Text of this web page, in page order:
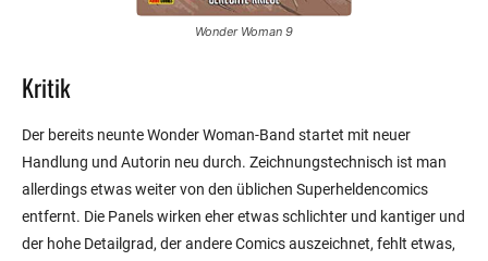
Wonder Woman 9
Kritik
Der bereits neunte Wonder Woman-Band startet mit neuer
Handlung und Autorin neu durch. Zeichnungstechnisch ist man
allerdings etwas weiter von den üblichen Superheldencomics
entfernt. Die Panels wirken eher etwas schlichter und kantiger und
der hohe Detailgrad, der andere Comics auszeichnet, fehlt etwas,